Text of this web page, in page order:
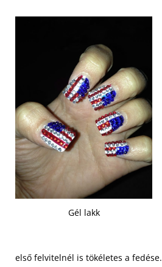
Gél lakk
első felvitelnél is tökéletes a fedése.